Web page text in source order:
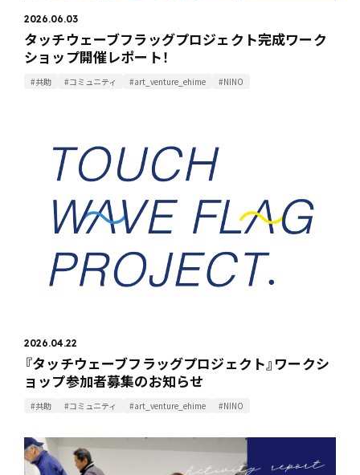
2026.06.03
タッチウェーブフラッグプロジェクト完成ワーク
ショップ開催レポート！
#共助 #コミュニティ #art_venture_ehime #NINO
2026.04.22
『タッチウェーブフラッグプロジェクト』ワークシ
ョップ参加者募集のお知らせ
#共助 #コミュニティ #art_venture_ehime #NINO